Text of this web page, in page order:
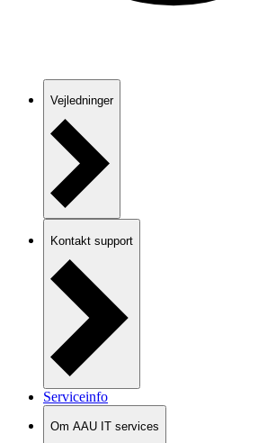
Vejledninger
Kontakt support
Serviceinfo
Om AAU IT services